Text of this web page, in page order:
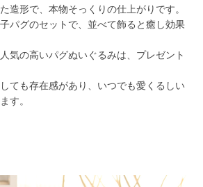
造形で、本物そっくりの仕上がりです。
パグのセットで、並べて飾ると癒し効果
気の高いパグぬいぐるみは、プレゼント
ても存在感があり、いつでも愛くるしい
す。